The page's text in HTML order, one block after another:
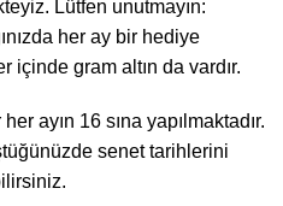
Lütfen unutmayın:
her ay bir hediye
içinde gram altın da vardır.
ayın 16 sına yapılmaktadır.
senet tarihlerini